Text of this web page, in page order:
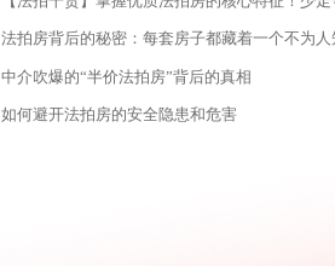
种：优先使用四大行借记卡
置心理止损线5️⃣ 尾款支付
户：专业人做专业事📜 关键
坚战🛠️ 腾退方案： • 友好协
法拍房背后的秘密：每套房子都藏着一个不为
中介吹爆的“半价法拍房”背后的真相
如何避开法拍房的安全隐患和危害